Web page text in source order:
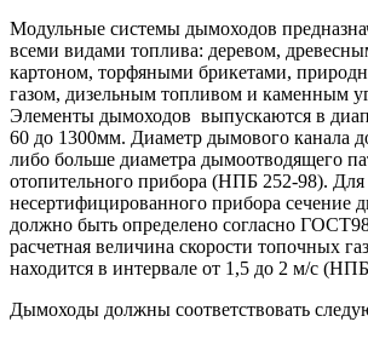
Модульные системы дымоходов
всеми видами топлива: деревом,
картоном, торфяными брикетами,
газом, дизельным топливом и каменным
Элементы дымоходов выпускаются в
60 до 1300мм. Диаметр дымового канала
либо больше диаметра дымоотводящего
отопительного прибора (НПБ 252-98). Для
несертифицированного прибора сечение
должно быть определено согласно
расчетная величина скорости топочных
находится в интервале от 1,5 до 2 м/с
Дымоходы должны соответствовать